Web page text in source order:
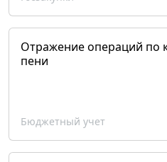
Отражение операций по
пени
Бюджетный учет